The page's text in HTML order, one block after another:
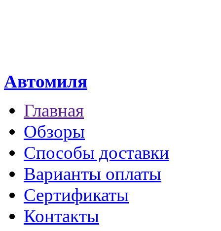
Автомиля
Главная
Обзоры
Способы доставки
Варианты оплаты
Сертификаты
Контакты